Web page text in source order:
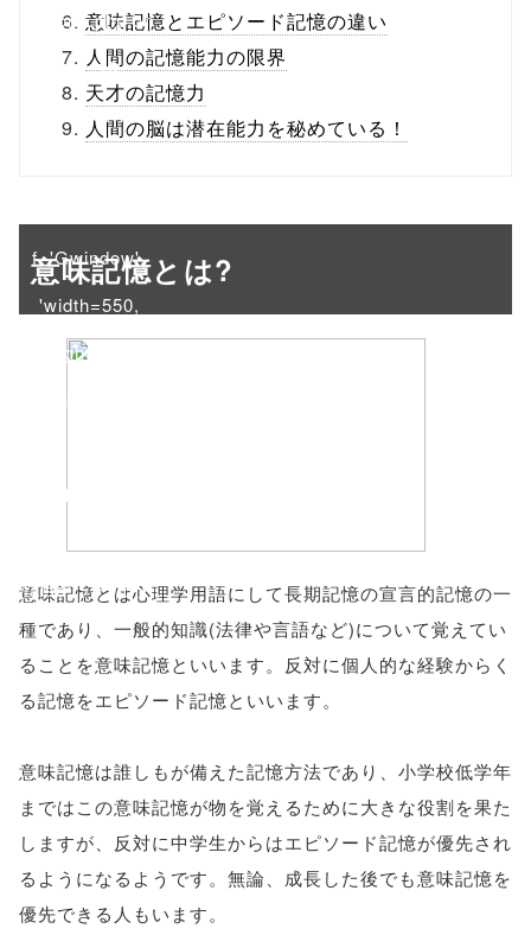
buttons.php on
line10
/1001374"
f, 'Gwindow',
'width=550,
height=450,
scrollbars=yes'
false;"> シェア
意味記憶とエピソード記憶の違い
人間の記憶能力の限界
天才の記憶力
人間の脳は潜在能力を秘めている！
意味記憶とは?
意味記憶とは心理学用語にして長期記憶の宣言的記憶の一
種であり、一般的知識(法律や言語など)について覚えてい
ることを意味記憶といいます。反対に個人的な経験からく
る記憶をエピソード記憶といいます。
意味記憶は誰しもが備えた記憶方法であり、小学校低学年
まではこの意味記憶が物を覚えるために大きな役割を果た
しますが、反対に中学生からはエピソード記憶が優先され
るようになるようです。無論、成長した後でも意味記憶を
優先できる人もいます。